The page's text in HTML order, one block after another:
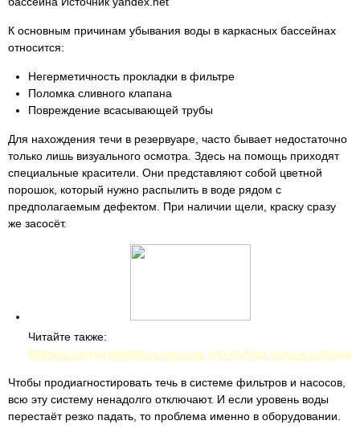
К основным причинам убывания воды в каркасных бассейнах
относится:
Негерметичность прокладки в фильтре
Поломка сливного клапана
Повреждение всасывающей трубы
Для нахождения течи в резервуаре, часто бывает недостаточно
только лишь визуального осмотра. Здесь на помощь приходят
специальные красители. Они представляют собой цветной
порошок, который нужно распылить в воде рядом с
предполагаемым дефектом. При наличии щели, краску сразу
же засосёт.
Читайте также:
Рейтинг аккумуляторных насосов для полива сада и огорода
Чтобы продиагностировать течь в системе фильтров и насосов,
всю эту систему ненадолго отключают. И если уровень воды
перестаёт резко падать, то проблема именно в оборудовании.